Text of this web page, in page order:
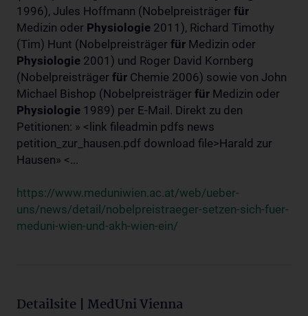
1996), Jules Hoffmann (Nobelpreisträger für
Medizin oder Physiologie 2011), Richard Timothy
(Tim) Hunt (Nobelpreisträger für Medizin oder
Physiologie 2001) und Roger David Kornberg
(Nobelpreisträger für Chemie 2006) sowie von John
Michael Bishop (Nobelpreisträger für Medizin oder
Physiologie 1989) per E-Mail. Direkt zu den
Petitionen: » <link fileadmin pdfs news
petition_zur_hausen.pdf download file>Harald zur
Hausen» <...
https://www.meduniwien.ac.at/web/ueber-
uns/news/detail/nobelpreistraeger-setzen-sich-fuer-
meduni-wien-und-akh-wien-ein/
Detailsite | MedUni Vienna